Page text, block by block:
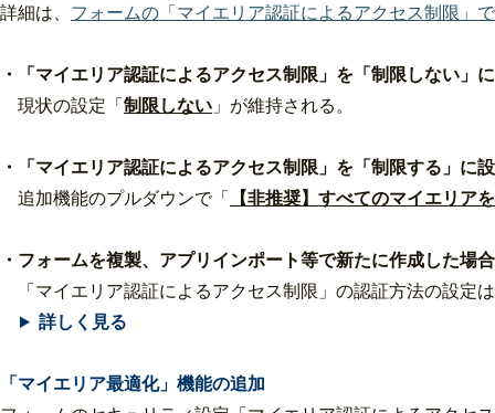
詳細は、 フォームの「マイエリア認証によるアクセス制限」
・「マイエリア認証によるアクセス制限」を「制限しない」
現状の設定「 制限しない 」が維持される。
・「マイエリア認証によるアクセス制限」を「制限する」に
追加機能のプルダウンで「
【非推奨】すべてのマイエリア
・フォームを複製、アプリインポート等で新たに作成した場合
「マイエリア認証によるアクセス制限」の認証方法の設定
詳しく見る
「マイエリア最適化」機能の追加